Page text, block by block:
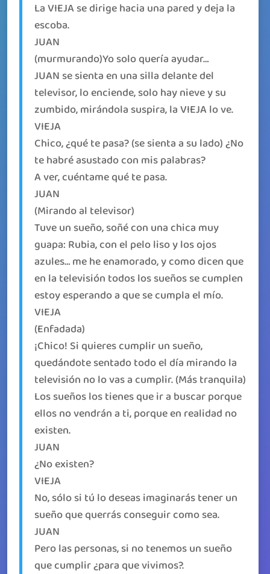
La VIEJA se dirige hacia una pared y deja la
escoba.
JUAN
(murmurando)Yo solo quería ayudar…
JUAN se sienta en una silla delante del
televisor, lo enciende, solo hay nieve y su
zumbido, mirándola suspira, la VIEJA lo ve.
VIEJA
Chico, ¿qué te pasa? (se sienta a su lado) ¿No
te habré asustado con mis palabras?
A ver, cuéntame qué te pasa.
JUAN
(Mirando al televisor)
Tuve un sueño, soñé con una chica muy
guapa: Rubia, con el pelo liso y los ojos
azules… me he enamorado, y como dicen que
en la televisión todos los sueños se cumplen
estoy esperando a que se cumpla el mío.
VIEJA
(Enfadada)
¡Chico! Si quieres cumplir un sueño,
quedándote sentado todo el día mirando la
televisión no lo vas a cumplir. (Más tranquila)
Los sueños los tienes que ir a buscar porque
ellos no vendrán a ti, porque en realidad no
existen.
JUAN
¿No existen?
VIEJA
No, sólo si tú lo deseas imaginarás tener un
sueño que querrás conseguir como sea.
JUAN
Pero las personas, si no tenemos un sueño
que cumplir ¿para que vivimos?.